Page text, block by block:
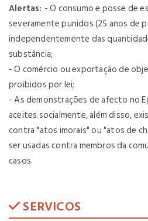
Alertas: - O consumo e posse de
severamente punidos (25 anos de
independentemente das
substância;
- O comércio ou exportação de
proibidos por lei;
- As demonstrações de afecto no
aceites socialmente, além disso,
contra "atos imorais" ou "atos de
ser usadas contra membros da
casos.
SERVICOS